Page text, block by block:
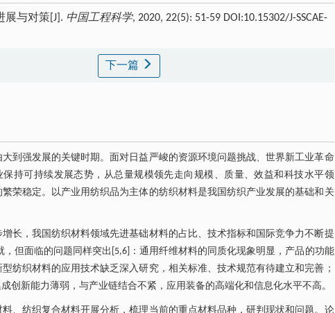
展与对策[J]. 中国工程科学, 2020, 22(5): 51-59 DOI:10.15302/J-SSCAE-
下一篇
到强发展的关键时期。面对日益严峻的资源环境问题挑战、世界新工业革命
持可持续发展态势，从总量规模领先走向规模、质量、效益和科技水平领
荣稳定。以产业用纺织品为主体的纺织材料是我国纺织产业发展的基础和关
长，我国纺织材料领域先进基础材料的占比、技术指标和国际竞争力不断提
但面临的问题同样突出[5,6]：通用纤维材料的同质化现象明显，产品的功能
纺织材料的应用技术缺乏深入研究，相关标准、技术规范有待建立和完善；
新能力薄弱，与产业链结合不紧，应用装备的高端化和信息化水平不高。
、纺织复合材料开展分析，梳理当前的重点材料品种，研判现状和问题。论